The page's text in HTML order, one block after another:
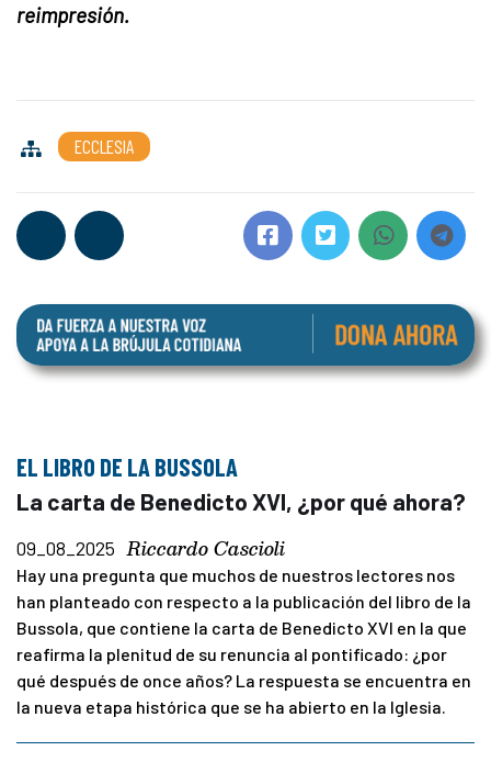
reimpresión.
ECCLESIA
EL LIBRO DE LA BUSSOLA
La carta de Benedicto XVI, ¿por qué ahora?
09_08_2025 Riccardo Cascioli
Hay una pregunta que muchos de nuestros lectores nos
han planteado con respecto a la publicación del libro de la
Bussola, que contiene la carta de Benedicto XVI en la que
reafirma la plenitud de su renuncia al pontificado: ¿por
qué después de once años? La respuesta se encuentra en
la nueva etapa histórica que se ha abierto en la Iglesia.